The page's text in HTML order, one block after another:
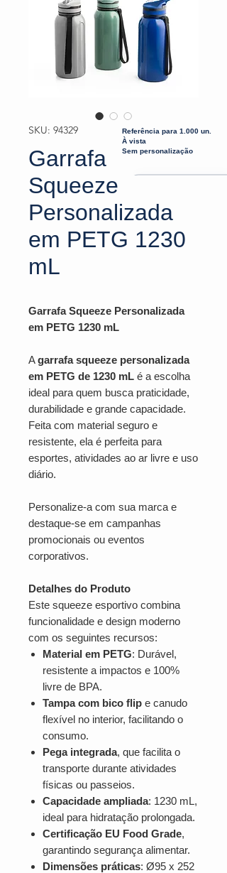
SKU: 94329
Garrafa
Squeeze
Personalizada
em PETG 1230
mL
Garrafa Squeeze Personalizada
em PETG 1230 mL
Agarrafa squeeze personalizada
em PETG de 1230 mL é a escolha
ideal para quem busca praticidade,
durabilidade e grande capacidade.
Feita com material seguro e
resistente, ela é perfeita para
esportes, atividades ao ar livre e uso
diário.
Personalize-a com sua marca e
destaque-se em campanhas
promocionais ou eventos
corporativos.
Detalhes do Produto
Este squeeze esportivo combina
funcionalidade e design moderno
com os seguintes recursos:
Material em PETG: Durável,
resistente a impactos e 100%
livre de BPA.
Tampa com bico flip e canudo
flexível no interior, facilitando o
consumo.
Pega integrada, que facilita o
transporte durante atividades
físicas ou passeios.
Capacidade ampliada: 1230 mL,
ideal para hidratação prolongada.
Certificação EU Food Grade,
garantindo segurança alimentar.
Dimensões práticas: Ø95 x 252
Referência para 1.000 un.
À vista
Sem personalização